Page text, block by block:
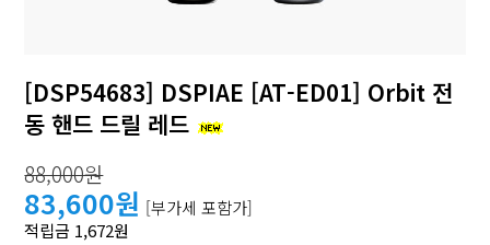
[DSP54683] DSPIAE [AT-ED01] Orbit 전
동 핸드 드릴 레드
88,000원
83,600원 [부가세 포함가]
적립금 1,672원